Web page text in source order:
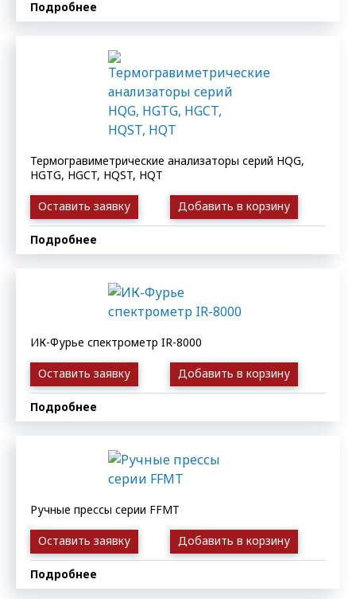
Подробнее
Термогравиметрические анализаторы серий HQG,
HGTG, HGCT, HQST, HQT
Оставить заявку Добавить в корзину
Подробнее
ИК-Фурье спектрометр IR-8000
Оставить заявку Добавить в корзину
Подробнее
Ручные прессы серии FFMT
Оставить заявку Добавить в корзину
Подробнее